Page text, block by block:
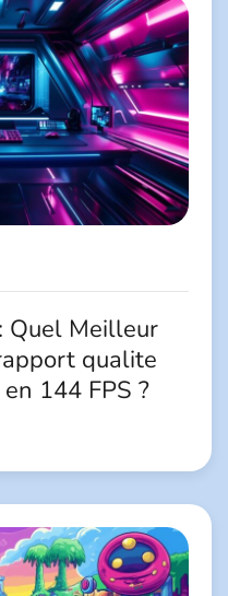
Quel Meilleur
qualite
144 FPS ?